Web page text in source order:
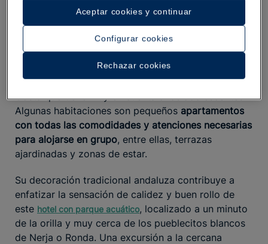
En la Costa del Sol no hay espacio para el
aburrimiento.Playa, chiringuitos, música en directo
y optimismo definen a este otro destino de
Andalucía, donde el tiempo transcurre lento y
plácido como el oleaje de su litoral. Compruébalo
enIberostar Waves Málaga Playa, un resort en Torrox
Costa que tiene muy en cuenta a los adolescentes.
Algunas habitaciones son pequeños apartamentos
con todas las comodidades y atenciones necesarias
para alojarse en grupo, entre ellas, terrazas
ajardinadas y zonas de estar.
Su decoración tradicional andaluza contribuye a
enfatizar la sensación de calidez y buen rollo de
este hotel con parque acuático, localizado a un minuto
de la orilla y muy cerca de los pueblecitos blancos
de Nerja o Ronda. Una excursión a la cercana
Configurar cookies
Rechazar cookies
Aceptar cookies y continuar